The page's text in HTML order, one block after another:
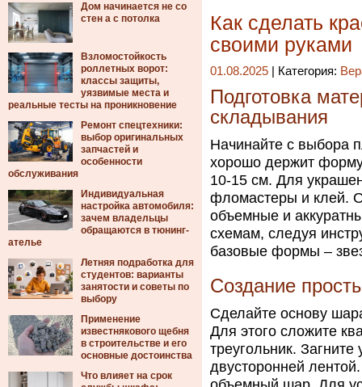
Дом начинается не со
стен а с потолка
Взломостойкость
роллетных ворот:
классы защиты,
уязвимые места и
реальные тесты на проникновение
Ремонт спецтехники:
выбор оригинальных
запчастей и
особенности
обслуживания
Индивидуальная
настройка автомобиля:
зачем владельцы
обращаются в тюнинг-
ателье
Летняя подработка для
студентов: варианты
занятости и советы по
выбору
Применение
известнякового щебня
в строительстве и его
основные достоинства
Что влияет на срок
Как сделать
своими руками
01.08.2025 | Категория:
Подготовка
складывания
Начинайте с выбора
хорошо держит
10-15 см. Для
фломастеры и клей.
объемные и
схемам, следуя
базовые формы –
Создание
Сделайте основу
Для этого сложите
треугольник.
двусторонней